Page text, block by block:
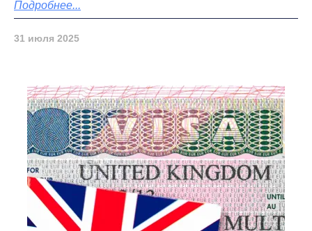
Подробнее...
31 июля 2025